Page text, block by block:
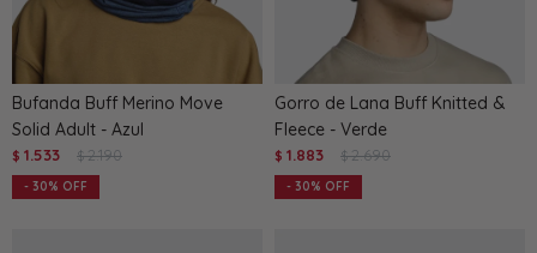
Bufanda Buff Merino Move
Solid Adult - Azul
$ 1.533 $ 2.190
30
Gorro de Lana Buff Knitted &
Fleece - Verde
$ 1.883 $ 2.690
30